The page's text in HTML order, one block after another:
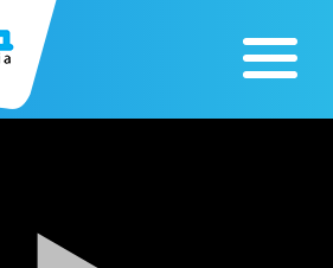
Zoo v Lužiankach